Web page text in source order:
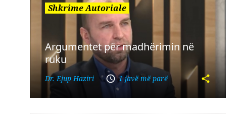
Shkrime Autoriale
Argumentet për madhërimin në
ruku
Dr. Ejup Haziri 1 javë më parë